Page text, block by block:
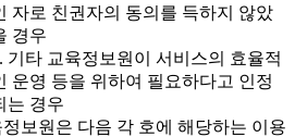
자로 친권자의 동의를 득하지 않았
경우
기타 교육정보원이 서비스의 효율적
운영 등을 위하여 필요하다고 인정
는 경우
보원은 다음 각 호에 해당하는 이용